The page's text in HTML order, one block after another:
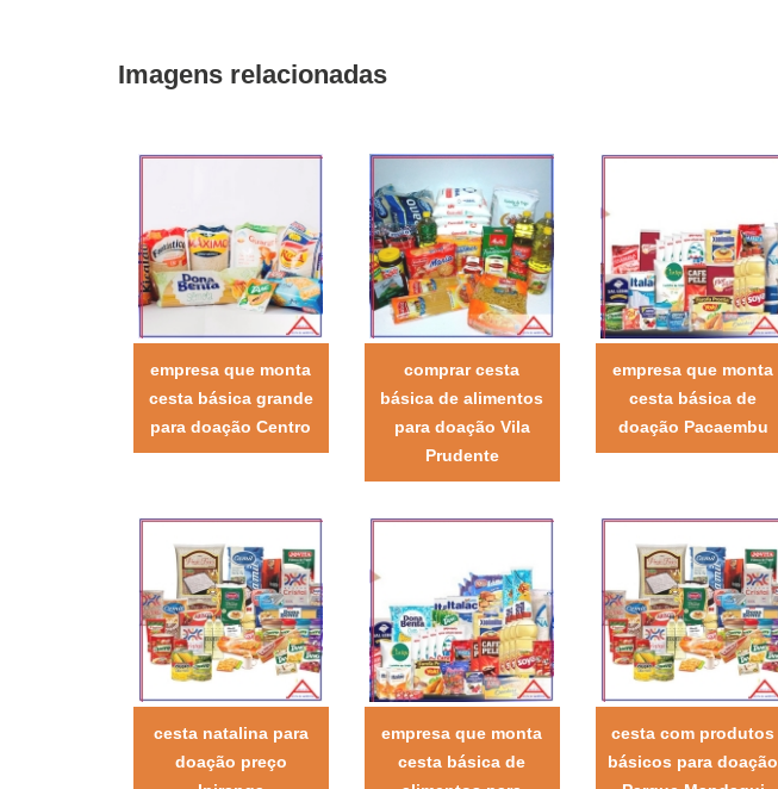
Imagens relacionadas
empresa que monta
cesta básica grande
para doação Centro
comprar cesta
básica de alimentos
para doação Vila
Prudente
empresa que monta
cesta básica de
doação Pacaembu
cesta natalina para
doação preço
empresa que monta
cesta básica de
cesta com produtos
básicos para doação